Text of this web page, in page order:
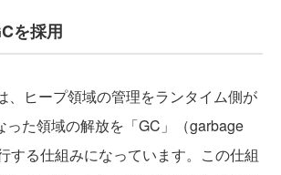
を採用
ヒープ領域の管理をランタイム側が
った領域の解放を「GC」（garbage
する仕組みになっています。この仕組